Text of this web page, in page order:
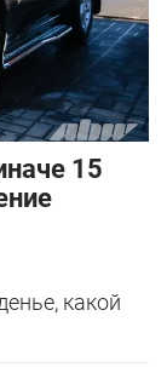
15
какой